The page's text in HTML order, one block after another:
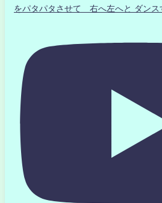
をパタパタさせて 右へ左へと ダンス